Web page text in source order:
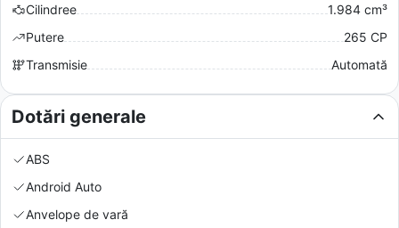
Cilindree
1.984 cm³
Putere
265 CP
Transmisie
Automată
Dotări generale
ABS
Android Auto
Anvelope de vară